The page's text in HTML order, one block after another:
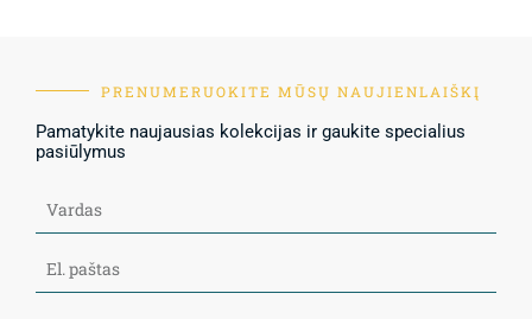
PRENUMERUOKITE MŪSŲ NAUJIENLAIŠKĮ
Pamatykite naujausias kolekcijas ir gaukite specialius
pasiūlymus